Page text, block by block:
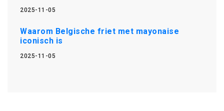
2025-11-05
Waarom Belgische friet met mayonaise
iconisch is
2025-11-05